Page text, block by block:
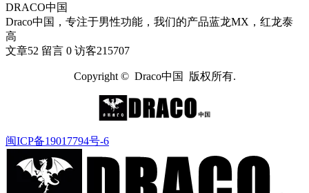
DRACO中国
Draco中国，专注于男性功能，我们的产品蓝龙MX，红龙泰
高
文章52 留言 0 访客215707
Copyright © Draco中国 版权所有.
闽ICP备19017794号-6